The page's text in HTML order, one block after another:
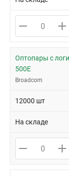
Оптопары с
500E
Broadcom
12000 шт
На складе